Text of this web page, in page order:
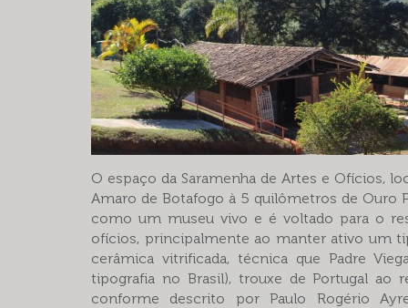
O espaço da Saramenha de Artes e Ofícios,
Amaro de Botafogo à 5 quilômetros de Ouro
como um museu vivo e é voltado para o
ofícios, principalmente ao manter ativo um
cerâmica vitrificada, técnica que Padre
tipografia no Brasil), trouxe de Portugal ao
conforme descrito por Paulo Rogério